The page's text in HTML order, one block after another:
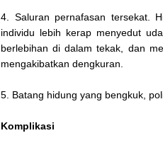
4. Saluran pernafasan tersekat.
individu lebih kerap menyedut
berlebihan di dalam tekak, dan
mengakibatkan dengkuran.
5. Batang hidung yang bengkuk,
Komplikasi